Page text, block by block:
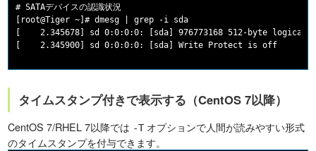
# SATAデバイスの認識状況
[root@Tiger ~]# dmesg | grep -i sda
[    2.345678] sd 0:0:0:0: [sda] 976773168 512-byte logical
タイムスタンプ付きで表示する（CentOS 7以降）
CentOS 7/RHEL 7以降では -Tオプションで人間が読みやすい形式
のタイムスタンプを付与できます。